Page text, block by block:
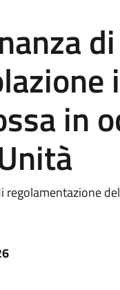
in
regolamentazione